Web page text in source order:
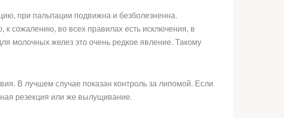
при пальпации подвижна и безболезненна.
сожалению, во всех правилах есть исключения, в
молочных желез это очень редкое явление. Такому
В лучшем случае показан контроль за липомой. Если
резекция или же вылущивание.